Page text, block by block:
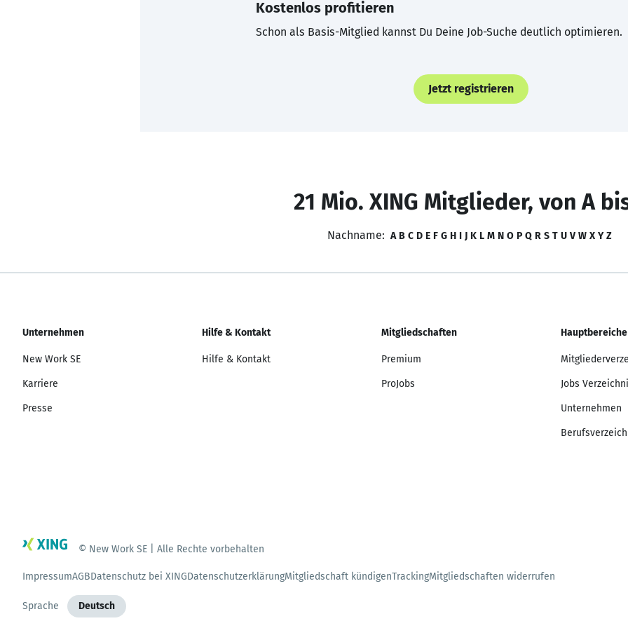
Kostenlos profitieren
Schon als Basis-Mitglied kannst Du Deine Job-Suche deutlich optimieren.
Jetzt registrieren
21 Mio. XING Mitglieder, von A
Nachname: A B C D E F G H I J K L M N O P Q R S T U V W X Y Z
Unternehmen
New Work SE
Karriere
Presse
Hilfe & Kontakt
Hilfe & Kontakt
Mitgliedschaften
Premium
ProJobs
Hauptbereiche
Jobs
Unternehmen
© New Work SE | Alle Rechte vorbehalten
ImpressumAGBDatenschutz bei XINGDatenschutzerklärungMitgliedschaft kündigenTrackingMitgliedschaften widerrufen
Sprache Deutsch